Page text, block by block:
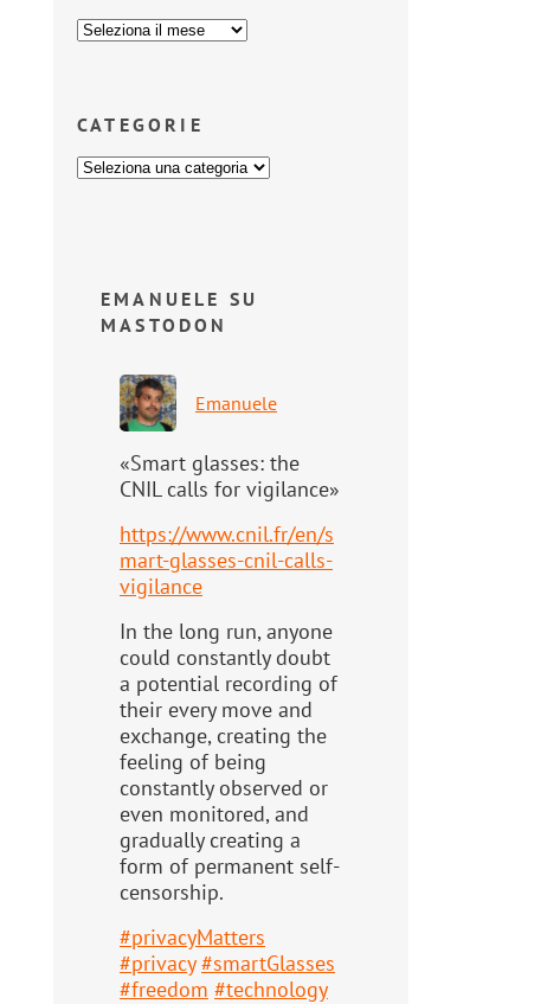
CATEGORIE
EMANUELE SU
MASTODON
Emanuele
«Smart glasses: the
CNIL calls for vigilance»
https://www.cnil.fr/en/s
mart-glasses-cnil-calls-
vigilance
In the long run, anyone
could constantly doubt
a potential recording of
their every move and
exchange, creating the
feeling of being
constantly observed or
even monitored, and
gradually creating a
form of permanent self-
censorship.
#privacyMatters
#privacy #smartGlasses
#freedom #technology